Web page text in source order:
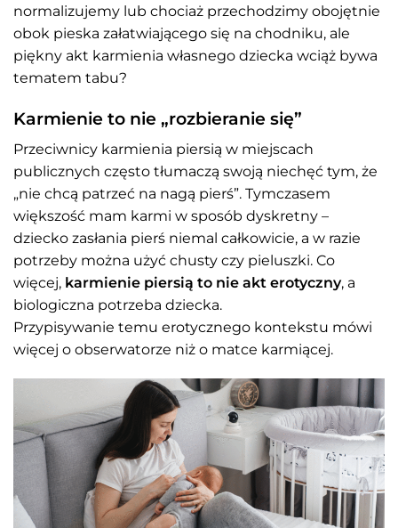
normalizujemy lub chociaż przechodzimy obojętnie
obok pieska załatwiającego się na chodniku, ale
piękny akt karmienia własnego dziecka wciąż bywa
tematem tabu?
Karmienie to nie „rozbieranie się”
Przeciwnicy karmienia piersią w miejscach
publicznych często tłumaczą swoją niechęć tym, że
„nie chcą patrzeć na nagą pierś”. Tymczasem
większość mam karmi w sposób dyskretny –
dziecko zasłania pierś niemal całkowicie, a w razie
potrzeby można użyć chusty czy pieluszki. Co
więcej, karmienie piersią to nie akt erotyczny, a
biologiczna potrzeba dziecka.
Przypisywanie temu erotycznego kontekstu mówi
więcej o obserwatorze niż o matce karmiącej.